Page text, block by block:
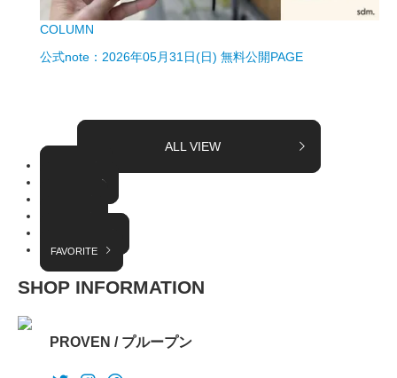
COLUMN
公式note：2026年05月31日(日) 無料公開PAGE
ALL VIEW
FAVORITE
SHOP INFORMATION
PROVEN / プループン